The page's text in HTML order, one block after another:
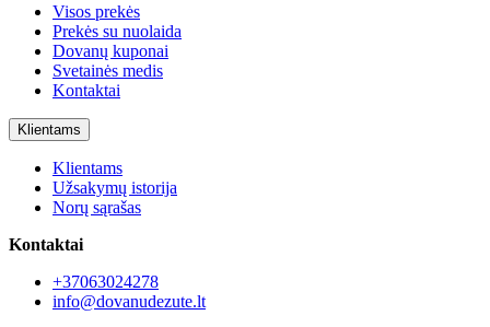
Visos prekės
Prekės su nuolaida
Dovanų kuponai
Svetainės medis
Kontaktai
Klientams
Klientams
Užsakymų istorija
Norų sąrašas
Kontaktai
+37063024278
info@dovanudezute.lt